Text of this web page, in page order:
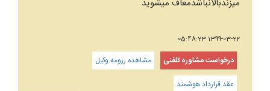
میزندبالانباشدمعاف میشوید
1399-03-22 05:48:23
درخواست مشاوره تلفنی
مشاهده رزومه وکیل
عقد قرارداد هوشمند